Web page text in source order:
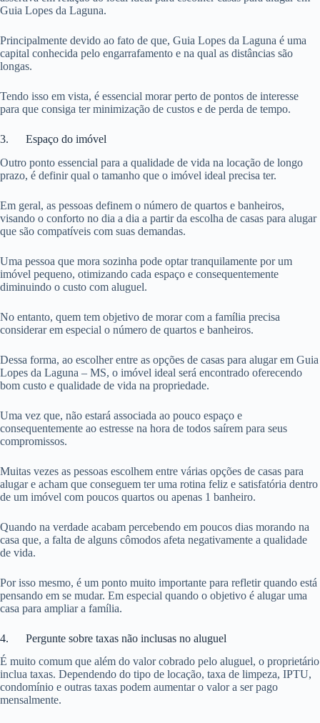
Guia Lopes da Laguna.
Principalmente devido ao fato de que, Guia Lopes da Laguna é uma
capital conhecida pelo engarrafamento e na qual as distâncias são
longas.
Tendo isso em vista, é essencial morar perto de pontos de interesse
para que consiga ter minimização de custos e de perda de tempo.
3. Espaço do imóvel
Outro ponto essencial para a qualidade de vida na locação de longo
prazo, é definir qual o tamanho que o imóvel ideal precisa ter.
Em geral, as pessoas definem o número de quartos e banheiros,
visando o conforto no dia a dia a partir da escolha de casas para alugar
que são compatíveis com suas demandas.
Uma pessoa que mora sozinha pode optar tranquilamente por um
imóvel pequeno, otimizando cada espaço e consequentemente
diminuindo o custo com aluguel.
No entanto, quem tem objetivo de morar com a família precisa
considerar em especial o número de quartos e banheiros.
Dessa forma, ao escolher entre as opções de casas para alugar em Guia
Lopes da Laguna – MS, o imóvel ideal será encontrado oferecendo
bom custo e qualidade de vida na propriedade.
Uma vez que, não estará associada ao pouco espaço e
consequentemente ao estresse na hora de todos saírem para seus
compromissos.
Muitas vezes as pessoas escolhem entre várias opções de casas para
alugar e acham que conseguem ter uma rotina feliz e satisfatória dentro
de um imóvel com poucos quartos ou apenas 1 banheiro.
Quando na verdade acabam percebendo em poucos dias morando na
casa que, a falta de alguns cômodos afeta negativamente a qualidade
de vida.
Por isso mesmo, é um ponto muito importante para refletir quando está
pensando em se mudar. Em especial quando o objetivo é alugar uma
casa para ampliar a família.
4. Pergunte sobre taxas não inclusas no aluguel
É muito comum que além do valor cobrado pelo aluguel, o proprietário
inclua taxas. Dependendo do tipo de locação, taxa de limpeza, IPTU,
condomínio e outras taxas podem aumentar o valor a ser pago
mensalmente.